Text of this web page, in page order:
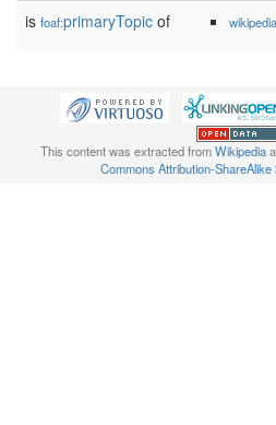
is foaf:primaryTopic of
This content was extracted fromWikipedia
Commons Attribution-